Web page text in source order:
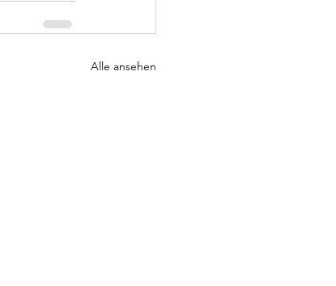
Alle ansehen